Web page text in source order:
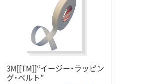
3M[[TM]]“イージー・ラッピン
グ・ベルト”